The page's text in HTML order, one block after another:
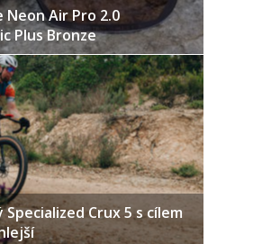
Neon Air Pro 2.0
Plus Bronze
Specialized Crux 5 s cílem